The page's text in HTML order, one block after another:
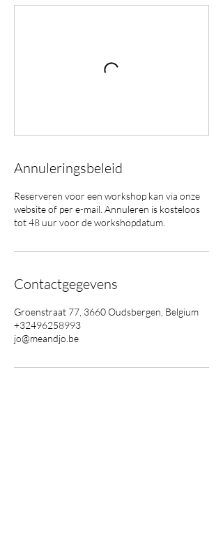
Annuleringsbeleid
Reserveren voor een workshop kan via onze
website of per e-mail. Annuleren is kosteloos
tot 48 uur voor de workshopdatum.
Contactgegevens
Groenstraat 77, 3660 Oudsbergen, Belgium
+32496258993
jo@meandjo.be